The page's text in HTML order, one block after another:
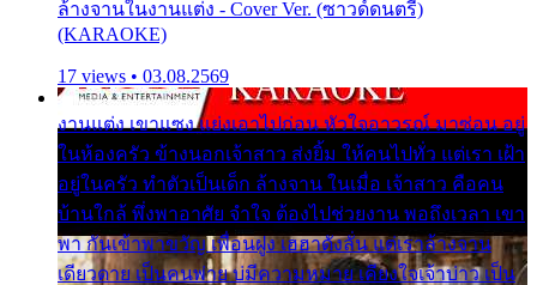
ล้างจานในงานแต่ง - Cover Ver. (ซาวด์ดนตรี)
(KARAOKE)
17 views • 03.08.2569
งานแต่ง เขาแซง แย่งเอาไปก่อน หัวใจอาวรณ์ มาซ่อน อยู่
ในห้องครัว ข้างนอกเจ้าสาว ส่งยิ้ม ให้คนไปทั่ว แต่เรา เฝ้า
อยู่ในครัว ทำตัวเป็นเด็ก ล้างจาน ในเมื่อ เจ้าสาว คือคน
บ้านใกล้ พึ่งพาอาศัย จำใจ ต้องไปช่วยงาน พอถึงเวลา เขา
พา กันเข้าพาขวัญ เพื่อนฝูง เฮฮาดังลั่น แต่เราล้างจาน
เดียวดาย เป็นคนพ่าย บ่มีความหมาย เคียงใจเจ้าบ่าว เป็น